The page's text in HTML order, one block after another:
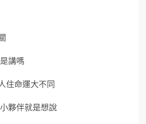
講嗎
住命運大不同
夥伴就是想說